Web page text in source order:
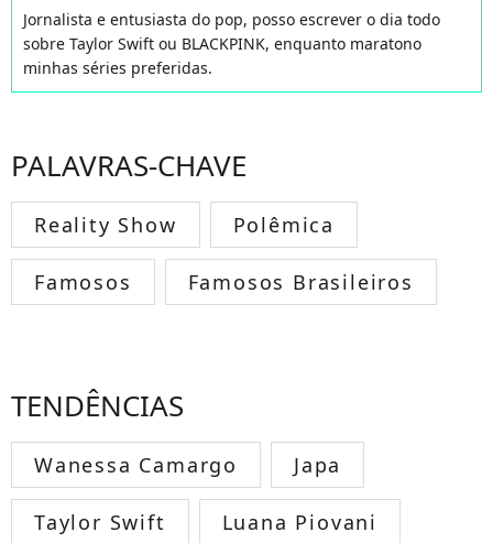
Jornalista e entusiasta do pop, posso escrever o dia todo
sobre Taylor Swift ou BLACKPINK, enquanto maratono
minhas séries preferidas.
PALAVRAS-CHAVE
Reality Show Polêmica
Famosos Famosos Brasileiros
TENDÊNCIAS
Wanessa Camargo Japa
Taylor Swift Luana Piovani